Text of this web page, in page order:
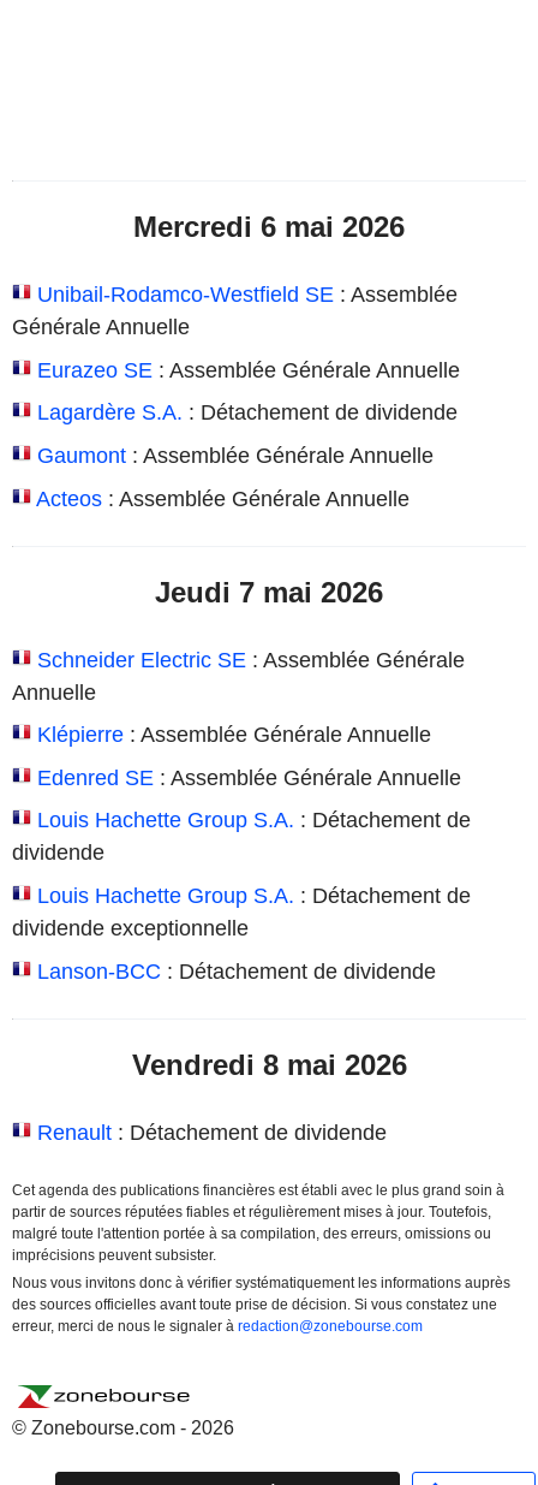
Mercredi 6 mai 2026
Unibail-Rodamco-Westfield SE : Assemblée
Générale Annuelle
Eurazeo SE : Assemblée Générale Annuelle
Lagardère S.A. : Détachement de dividende
Gaumont : Assemblée Générale Annuelle
Acteos : Assemblée Générale Annuelle
Jeudi 7 mai 2026
Schneider Electric SE : Assemblée Générale
Annuelle
Klépierre : Assemblée Générale Annuelle
Edenred SE : Assemblée Générale Annuelle
Louis Hachette Group S.A. : Détachement de
dividende
Louis Hachette Group S.A. : Détachement de
dividende exceptionnelle
Lanson-BCC : Détachement de dividende
Vendredi 8 mai 2026
Renault : Détachement de dividende
Cet agenda des publications financières est établi avec le plus grand soin à
partir de sources réputées fiables et régulièrement mises à jour. Toutefois,
malgré toute l'attention portée à sa compilation, des erreurs, omissions ou
imprécisions peuvent subsister.
Nous vous invitons donc à vérifier systématiquement les informations auprès
des sources officielles avant toute prise de décision. Si vous constatez une
erreur, merci de nous le signaler à redaction@zonebourse.com
© Zonebourse.com - 2026